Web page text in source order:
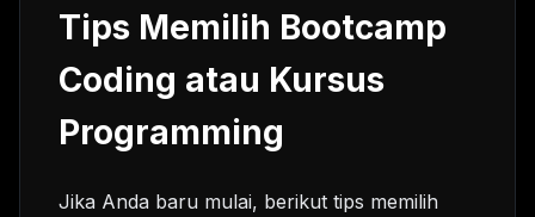
Tips Memilih Bootcamp
Coding atau Kursus
Programming
Jika Anda baru mulai, berikut tips memilih